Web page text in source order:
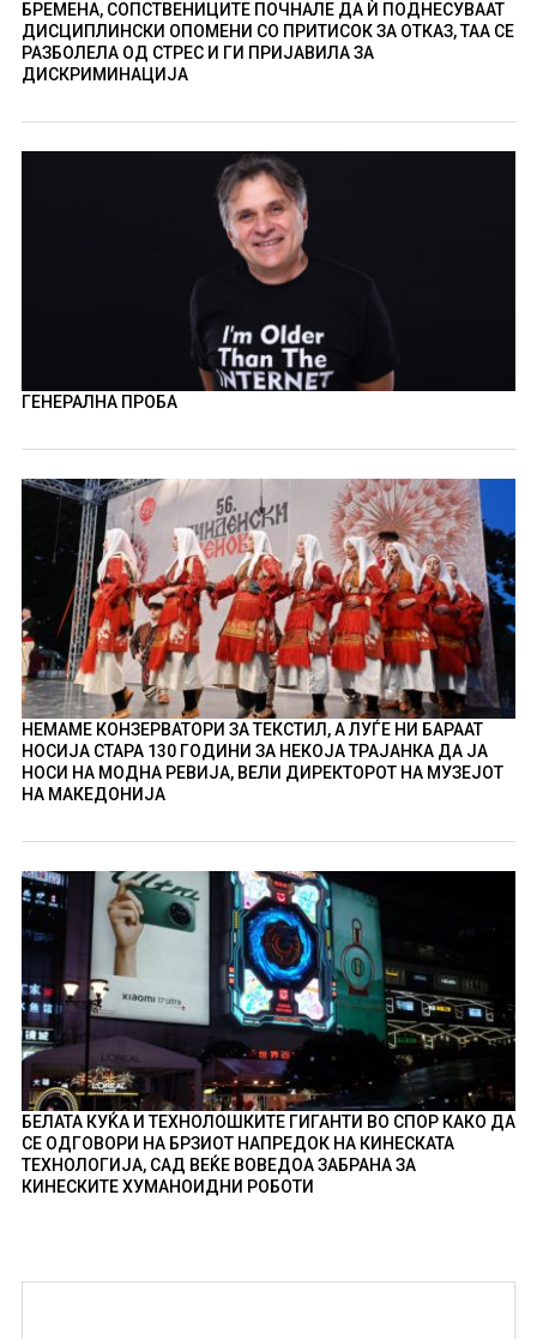
БРЕМЕНА, СОПСТВЕНИЦИТЕ ПОЧНАЛЕ ДА Ѝ ПОДНЕСУВААТ
ДИСЦИПЛИНСКИ ОПОМЕНИ СО ПРИТИСОК ЗА ОТКАЗ, ТАА СЕ
РАЗБОЛЕЛА ОД СТРЕС И ГИ ПРИЈАВИЛА ЗА
ДИСКРИМИНАЦИЈА
ГЕНЕРАЛНА ПРОБА
НЕМАМЕ КОНЗЕРВАТОРИ ЗА ТЕКСТИЛ, А ЛУЃЕ НИ БАРААТ
НОСИЈА СТАРА 130 ГОДИНИ ЗА НЕКОЈА ТРАЈАНКА ДА ЈА
НОСИ НА МОДНА РЕВИЈА, ВЕЛИ ДИРЕКТОРОТ НА МУЗЕЈОТ
НА МАКЕДОНИЈА
БЕЛАТА КУЌА И ТЕХНОЛОШКИТЕ ГИГАНТИ ВО СПОР КАКО ДА
СЕ ОДГОВОРИ НА БРЗИОТ НАПРЕДОК НА КИНЕСКАТА
ТЕХНОЛОГИЈА, САД ВЕЌЕ ВОВЕДОА ЗАБРАНА ЗА
КИНЕСКИТЕ ХУМАНОИДНИ РОБОТИ